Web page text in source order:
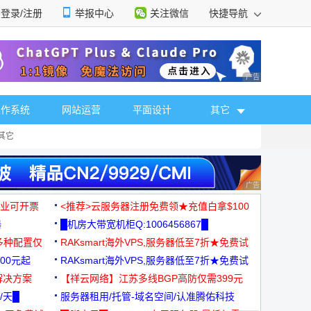
登录/注册 举报中心 关注微信 快捷导航
广告 商业广告，理
系统 网站运营 平面设计 其它
它
广告 商业广告，理
可开票
<推荐>云服务器注册免费领★充值白拿$100
█机房大带宽机柜Q:1006456867█
种配置仅
RAKsmart海外VPS,服务器低至7折★免费试
用★
元起
RAKsmart海外VPS,服务器低至7折★免费试
用★
决方案
【祥云网络】江苏多线BGP高防仅需399元
█
服务器租用/托管-域名空间/认准腾佑科技